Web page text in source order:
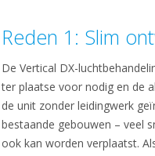
Reden 1: Slim
De Vertical DX-
ter plaatse voor nodig en de
de unit zonder leidingwerk
bestaande gebouwen – veel
ook kan worden verplaatst.